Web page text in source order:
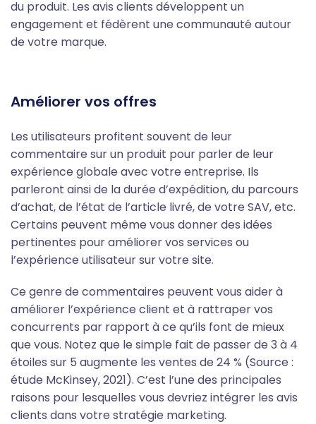
du produit. Les avis clients développent un
engagement et fédèrent une communauté autour
de votre marque.
Améliorer vos offres
Les utilisateurs profitent souvent de leur
commentaire sur un produit pour parler de leur
expérience globale avec votre entreprise. Ils
parleront ainsi de la durée d’expédition, du parcours
d’achat, de l’état de l’article livré, de votre SAV, etc.
Certains peuvent même vous donner des idées
pertinentes pour améliorer vos services ou
l’expérience utilisateur sur votre site.
Ce genre de commentaires peuvent vous aider à
améliorer l’expérience client et à rattraper vos
concurrents par rapport à ce qu’ils font de mieux
que vous. Notez que le simple fait de passer de 3 à 4
étoiles sur 5 augmente les ventes de 24 % (Source :
étude McKinsey, 2021). C’est l’une des principales
raisons pour lesquelles vous devriez intégrer les avis
clients dans votre stratégie marketing.